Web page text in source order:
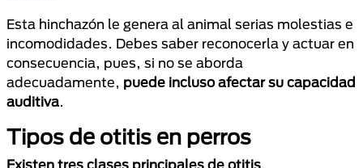
Esta hinchazón le genera al animal serias molestias e
incomodidades. Debes saber reconocerla y actuar en
consecuencia, pues, si no se aborda
adecuadamente, puede incluso afectar su capacidad
auditiva.
Tipos de otitis en perros
Existen tres clases principales de otitis,